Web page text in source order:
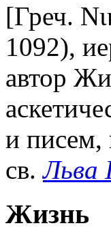
[Греч.
1092),
автор
и писем,
св.Льва
Жизнь